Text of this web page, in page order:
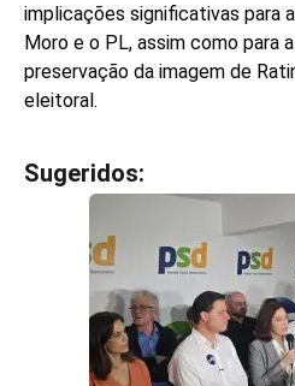
implicações significativas para
Moro e o PL, assim como para
preservação da imagem de
eleitoral.
Sugeridos: